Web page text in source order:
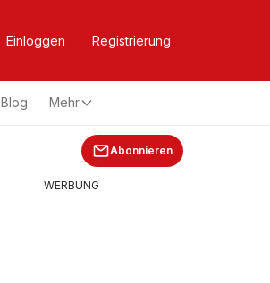
Einloggen Registrierung
Blog Mehr
Abonnieren
WERBUNG